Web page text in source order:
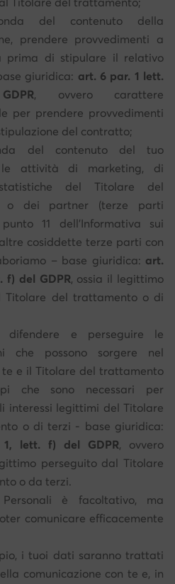
del contenuto della
prendere provvedimenti a
prima di stipulare il relativo
giuridica: art. 6 par. 1 lett.
, ovvero carattere
per prendere provvedimenti
del contratto;
del contenuto del tuo
le attività di marketing, di
del Titolare del
o dei partner (terze parti
11 dell’Informativa sui
cosiddette terze parti con
– base giuridica: art.
f) del GDPR, ossia il legittimo
Titolare del trattamento o di
difendere e perseguire le
che possono sorgere nel
e il Titolare del trattamento
che sono necessari per
interessi legittimi del Titolare
o di terzi - base giuridica:
lett. f) del GDPR, ovvero
perseguito dal Titolare
o da terzi.
è facoltativo, ma
comunicare efficacemente
i tuoi dati saranno trattati
comunicazione con te e, in